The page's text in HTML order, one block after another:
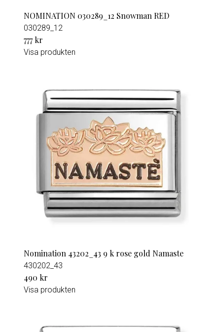
NOMINATION 030289_12 Snowman RED
030289_12
777 kr
Visa produkten
Nomination 43202_43 9 k rose gold Namaste
430202_43
490 kr
Visa produkten